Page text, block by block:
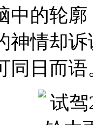
中的轮
神情却
同日而语